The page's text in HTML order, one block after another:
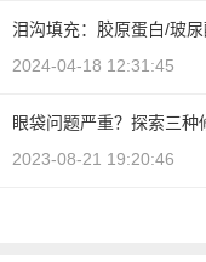
泪沟填充：胶原蛋白/玻尿
2024-04-18 12:31:45
眼袋问题严重？探索三种
2023-08-21 19:20:46